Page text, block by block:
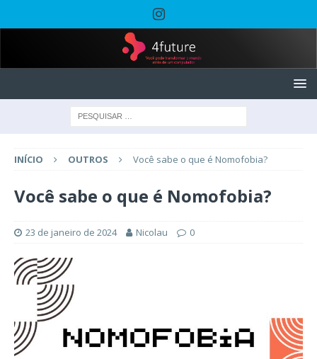
INÍCIO OUTROS Você sabe o que é Nomofobia?
Você sabe o que é Nomofobia?
23 de janeiro de 2024 Nicolau 0